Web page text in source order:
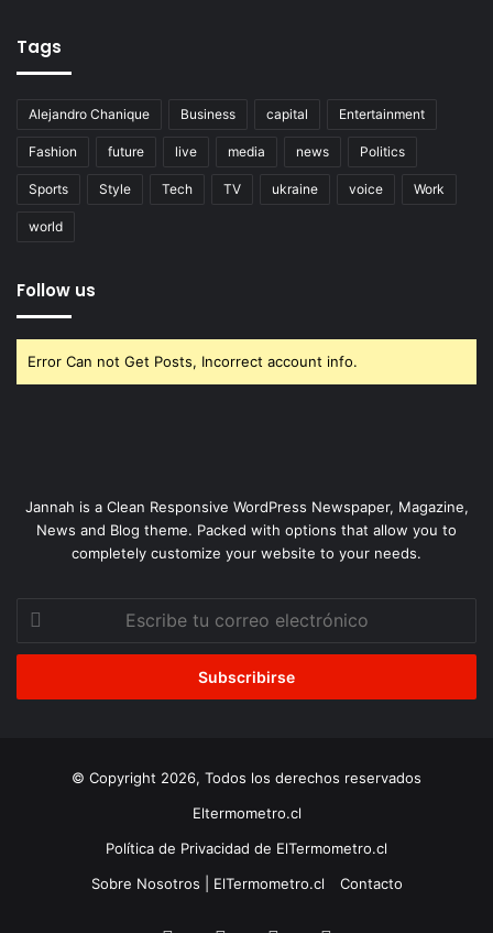
Tags
Alejandro Chanique Business capital Entertainment
Fashion future live media news Politics
Sports Style Tech TV ukraine voice Work
world
Follow us
Error Can not Get Posts, Incorrect account info.
Jannah is a Clean Responsive WordPress Newspaper, Magazine,
News and Blog theme. Packed with options that allow you to
completely customize your website to your needs.
correo
© Copyright 2026, Todos los derechos reservados
Eltermometro.cl
Política de Privacidad de ElTermometro.cl
Sobre Nosotros | ElTermometro.cl
Contacto